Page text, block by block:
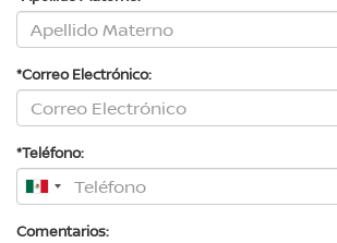
*Correo Electrónico:
*Teléfono:
Comentarios: